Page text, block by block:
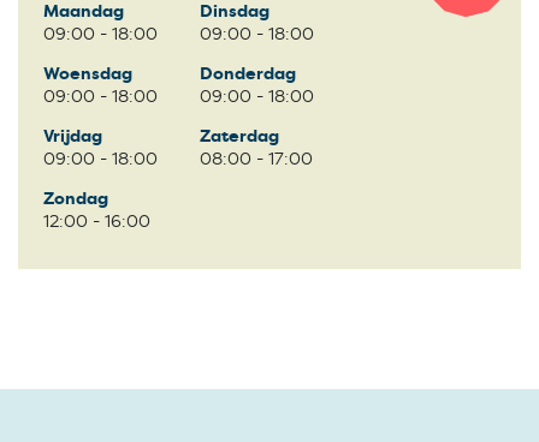
Maandag
09:00 - 18:00
Dinsdag
09:00 - 18:00
Woensdag
09:00 - 18:00
Donderdag
09:00 - 18:00
Vrijdag
09:00 - 18:00
Zaterdag
08:00 - 17:00
Zondag
12:00 - 16:00